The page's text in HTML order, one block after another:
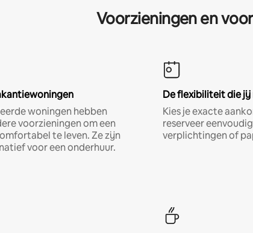
Voorzieningen en
woningen hebben
voorzieningen om een
te leven. Ze zijn
voor een onderhuur.
De flexibiliteit die
Kies je exacte
reserveer
verplichtingen of